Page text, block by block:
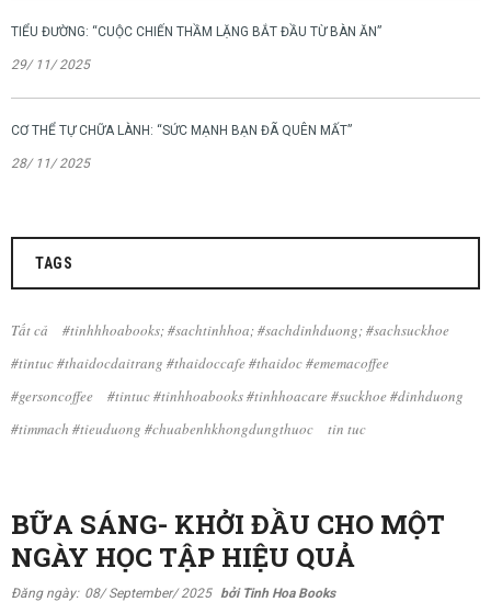
TIỂU ĐƯỜNG: “CUỘC CHIẾN THẦM LẶNG BẮT ĐẦU TỪ BÀN ĂN”
29/ 11/ 2025
CƠ THỂ TỰ CHỮA LÀNH: “SỨC MẠNH BẠN ĐÃ QUÊN MẤT”
28/ 11/ 2025
TAGS
Tất cả
#tinhhhoabooks; #sachtinhhoa; #sachdinhduong; #sachsuckhoe
#tintuc #thaidocdaitrang #thaidoccafe #thaidoc #ememacoffee
#gersoncoffee
#tintuc #tinhhoabooks #tinhhoacare #suckhoe #dinhduong
#timmach #tieuduong #chuabenhkhongdungthuoc
tin tuc
BỮA SÁNG- KHỞI ĐẦU CHO MỘT
NGÀY HỌC TẬP HIỆU QUẢ
Đăng ngày: 08/ September/ 2025 bởi Tinh Hoa Books